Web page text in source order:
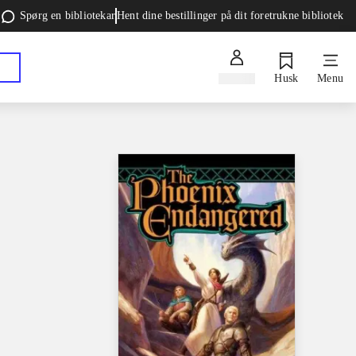
Spørg en bibliotekarHent dine bestillinger på dit foretrukne bibliotek
Husk Menu